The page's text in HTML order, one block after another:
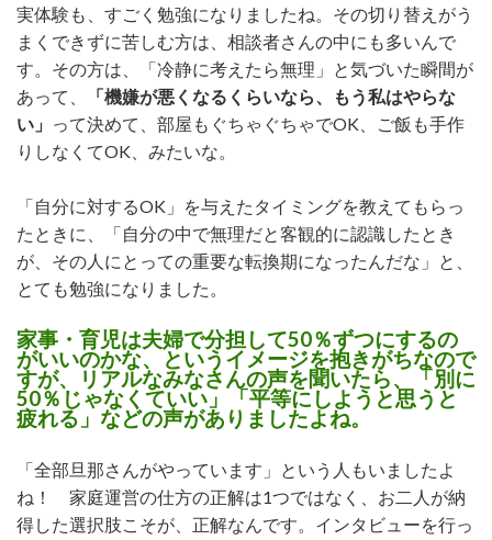
実体験も、すごく勉強になりましたね。その切り替えがう
まくできずに苦しむ方は、相談者さんの中にも多いんで
す。その方は、「冷静に考えたら無理」と気づいた瞬間が
あって、
「機嫌が悪くなるくらいなら、もう私はやらな
い」 って決めて、部屋もぐちゃぐちゃでOK、ご飯も手作
りしなくてOK、みたいな。
「自分に対するOK」を与えたタイミングを教えてもらっ
たときに、「自分の中で無理だと客観的に認識したとき
が、その人にとっての重要な転換期になったんだな」と、
とても勉強になりました。
家事・育児は夫婦で分担して50％ずつにするの
がいいのかな、というイメージを抱きがちなので
すが、リアルなみなさんの声を聞いたら、「別に
50％じゃなくていい」「平等にしようと思うと
疲れる」などの声がありましたよね。
「全部旦那さんがやっています」という人もいましたよ
ね！ 家庭運営の仕方の正解は1つではなく、お二人が納
得した選択肢こそが、正解なんです。インタビューを行っ